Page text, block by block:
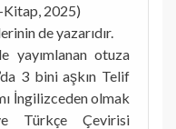
Kitap, 2025)
de yazarıdır.
yayımlanan otuza
3 bini aşkın Telif
İngilizceden olmak
Türkçe Çevirisi